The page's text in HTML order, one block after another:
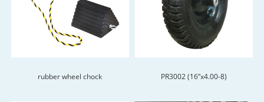
rubber wheel chock PR3002 (16”x4.00-8)